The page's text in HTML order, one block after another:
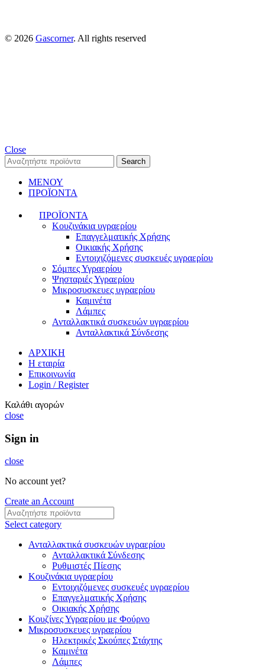
© 2026 Gascorner. All rights reserved
Close
Search
ΜΕΝΟΥ
ΠΡΟΪΟΝΤΑ
ΠΡΟΪΟΝΤΑ
Κουζινάκια υγραερίου
Επαγγελματικής Χρήσης
Οικιακής Χρήσης
Εντοιχιζόμενες συσκευές υγραερίου
Σόμπες Υγραερίου
Ψησταριές Υγραερίου
Μικροσυσκευες υγραερίου
Καμινέτα
Λάμπες
Ανταλλακτικά συσκευών υγραερίου
Ανταλλακτικά Σύνδεσης
ΑΡΧΙΚΗ
Η εταιρία
Επικοινωνία
Login / Register
Καλάθι αγορών
close
Sign in
close
No account yet?
Create an Account
Select category
Ανταλλακτικά συσκευών υγραερίου
Ανταλλακτικά Σύνδεσης
Ρυθμιστές Πίεσης
Κουζινάκια υγραερίου
Εντοιχιζόμενες συσκευές υγραερίου
Επαγγελματικής Χρήσης
Οικιακής Χρήσης
Κουζίνες Υγραερίου με Φούρνο
Μικροσυσκευες υγραερίου
Ηλεκτρικές Σκούπες Στάχτης
Καμινέτα
Λάμπες